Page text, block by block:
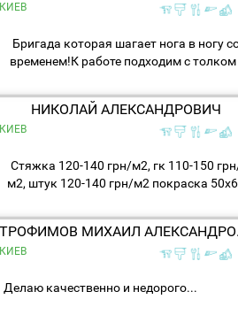
КИЕВ
Бригада которая шагает нога в ногу
временем!К работе подходим с толком
тратьте свое время и Наше время!...
НИКОЛАЙ АЛЕКСАНДРОВИЧ
КИЕВ
Стяжка 120-140 грн/м2, гк 110-150
м2, штук 120-140 грн/м2 покраска
плитка 240х300 грн/м2, ламинат 80
м2, доска 160, двери сосна...
КИЕВ
Делаю качественно и недорого...